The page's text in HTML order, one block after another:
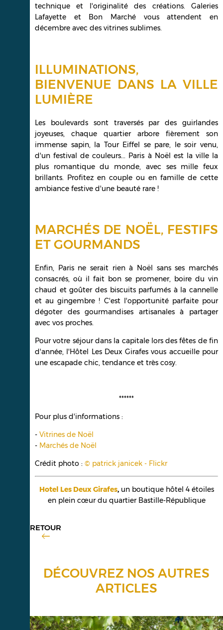
technique et l'originalité des créations. Galeries
Lafayette et Bon Marché vous attendent en
décembre avec des vitrines sublimes.
ILLUMINATIONS,
BIENVENUE DANS LA VILLE
LUMIÈRE
Les boulevards sont traversés par des guirlandes
joyeuses, chaque quartier arbore fièrement son
immense sapin, la Tour Eiffel se pare, le soir venu,
d'un festival de couleurs... Paris à Noël est la ville la
plus romantique du monde, avec ses mille feux
brillants. Profitez en couple ou en famille de cette
ambiance festive d'une beauté rare !
MARCHÉS DE NOËL, FESTIFS
ET GOURMANDS
Enfin, Paris ne serait rien à Noël sans ses marchés
consacrés, où il fait bon se promener, boire du vin
chaud et goûter des biscuits parfumés à la cannelle
et au gingembre ! C'est l'opportunité parfaite pour
dégoter des gourmandises artisanales à partager
avec vos proches.
Pour votre séjour dans la capitale lors des fêtes de fin
d'année, l'Hôtel Les Deux Girafes vous accueille pour
une escapade chic, tendance et très cosy.
******
Pour plus d'informations :
- Vitrines de Noël
- Marchés de Noël
Crédit photo : © patrick janicek - Flickr
Hotel Les Deux Girafes,un boutique hôtel 4 étoiles
en plein cœur du quartier Bastille-République
RETOUR
DÉCOUVREZ NOS AUTRES
ARTICLES